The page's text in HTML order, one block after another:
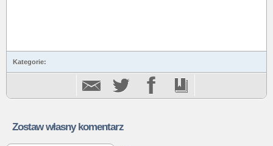
Kategorie:
Zostaw własny komentarz